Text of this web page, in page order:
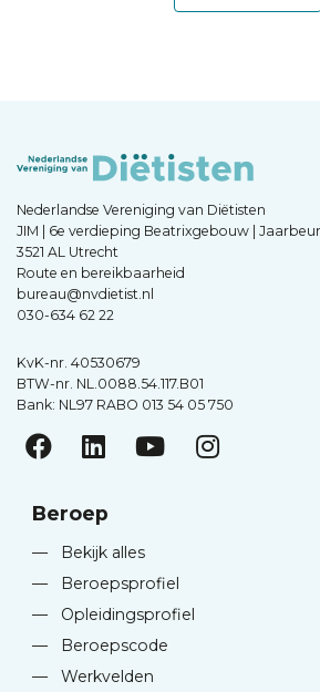
Nederlandse Vereniging van Diëtisten
JIM | 6e verdieping Beatrixgebouw |
3521 AL Utrecht
Route en bereikbaarheid
bureau@nvdietist.nl
030-634 62 22
KvK-nr. 40530679
BTW-nr. NL.0088.54.117.B01
Bank: NL97 RABO 013 54 05 750
Beroep
—
Bekijk alles
—
Beroepsprofiel
—
Opleidingsprofiel
—
Beroepscode
—
Werkvelden